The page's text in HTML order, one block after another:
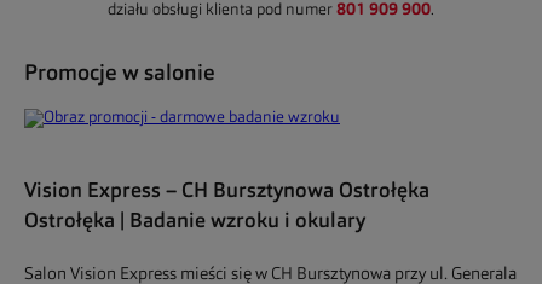
działu obsługi klienta pod numer 801 909 900.
Promocje w salonie
Vision Express – CH Bursztynowa Ostrołęka
Ostrołęka | Badanie wzroku i okulary
Salon Vision Express mieści się w CH Bursztynowa przy ul. Generala